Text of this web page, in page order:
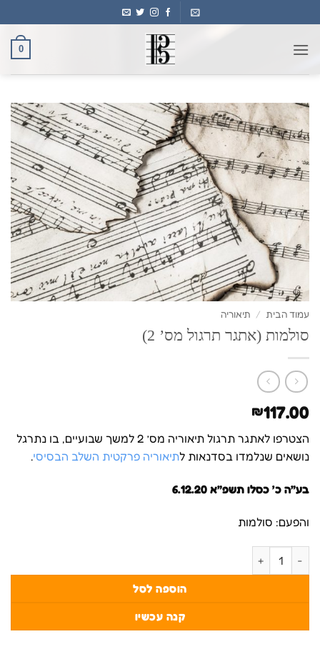
to
content
0
עמוד הבית / תיאוריה
סולמות (אתגר תרגול מס’ 2)
₪117.00
הצטרפו לאתגר תרגול תיאוריה מס’ 2 למשך שבועיים, בו נתרגל
נושאים שנלמדו בסדנאות לתיאוריה פרקטית השלב הבסיסי.
בע”ה כ’ כסלו תשפ”א 6.12.20
והפעם: סולמות
הוספה לסל
קנה עכשיו